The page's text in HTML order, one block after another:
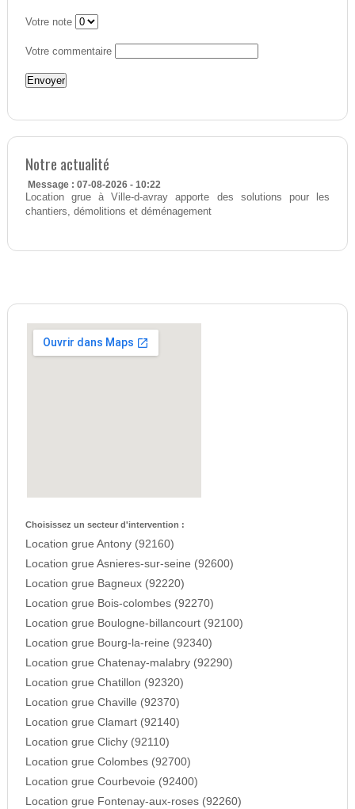
Votre note
Votre commentaire
Notre actualité
Message : 07-08-2026 - 10:22
Location grue à Ville-d-avray apporte des solutions pour les
chantiers, démolitions et déménagement
Choisissez un secteur d'intervention :
Location grue Antony (92160)
Location grue Asnieres-sur-seine (92600)
Location grue Bagneux (92220)
Location grue Bois-colombes (92270)
Location grue Boulogne-billancourt (92100)
Location grue Bourg-la-reine (92340)
Location grue Chatenay-malabry (92290)
Location grue Chatillon (92320)
Location grue Chaville (92370)
Location grue Clamart (92140)
Location grue Clichy (92110)
Location grue Colombes (92700)
Location grue Courbevoie (92400)
Location grue Fontenay-aux-roses (92260)